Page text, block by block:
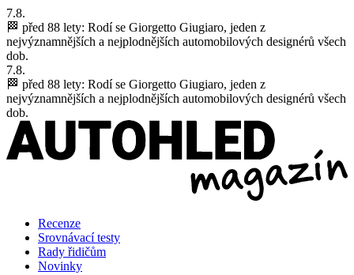
7.8.
🏁 před 88 lety: Rodí se Giorgetto Giugiaro, jeden z
nejvýznamnějších a nejplodnějších automobilových designérů všech
dob.
7.8.
🏁 před 88 lety: Rodí se Giorgetto Giugiaro, jeden z
nejvýznamnějších a nejplodnějších automobilových designérů všech
dob.
Recenze
Srovnávací testy
Rady řidičům
Novinky